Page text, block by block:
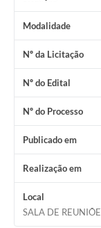
Meio Ambiente
PPA
SIAFIC
Transparência
COMUS
Cadastro usuários
Cadastro para
Modalidade
Nº da Licitação
Nº do Edital
Nº do Processo
Publicado em
Realização em
Local
SALA DE